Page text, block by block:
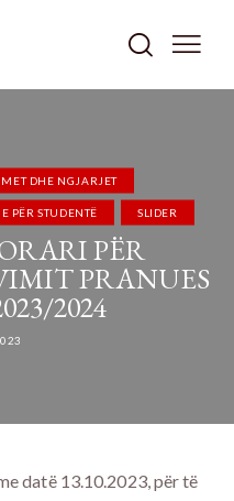
DHE NGJARJET
PËR STUDENTË SLIDER
PËR
PRANUES
2024
datë 13.10.2023, për të